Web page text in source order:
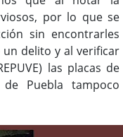
por lo que se
sin encontrarles
delito y al verificar
las placas de
Puebla tampoco